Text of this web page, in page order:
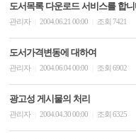
도서목록 다운로드 서비스를 합
관리자 2004.06.21 00:00 조회 7421
도서가격변동에 대하여
관리자 2004.06.04 00:00 조회 6902
광고성 게시물의 처리
관리자 2004.04.30 00:00 조회 6325